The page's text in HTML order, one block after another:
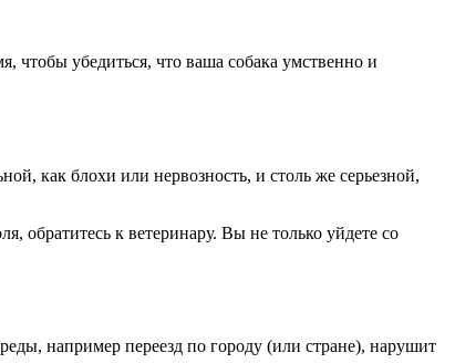
чтобы убедиться, что ваша собака умственно и
как блохи или нервозность, и столь же серьезной,
обратитесь к ветеринару. Вы не только уйдете со
например переезд по городу (или стране), нарушит